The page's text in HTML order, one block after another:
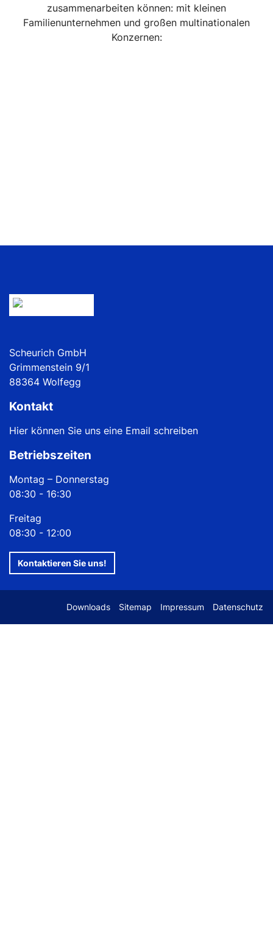
zusammenarbeiten können: mit kleinen
Familienunternehmen und großen multinationalen
Konzernen:
Scheurich GmbH
Grimmenstein 9/1
88364 Wolfegg
Kontakt
Hier können Sie uns eine Email schreiben
Betriebszeiten
Montag – Donnerstag
08:30 - 16:30
Freitag
08:30 - 12:00
Kontaktieren Sie uns!
Downloads Sitemap Impressum Datenschutz